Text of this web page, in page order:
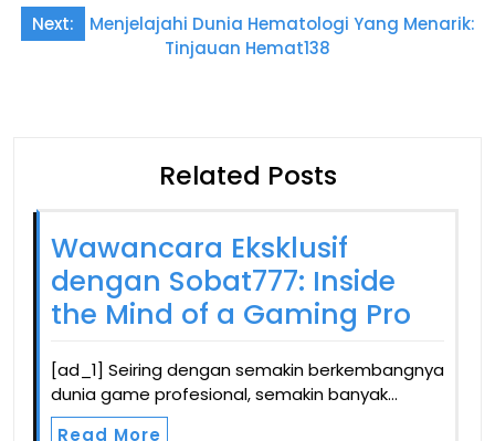
Next:
Menjelajahi Dunia Hematologi Yang Menarik:
Tinjauan Hemat138
Related Posts
Wawancara Eksklusif
dengan Sobat777: Inside
the Mind of a Gaming Pro
[ad_1] Seiring dengan semakin berkembangnya
dunia game profesional, semakin banyak…
Read More